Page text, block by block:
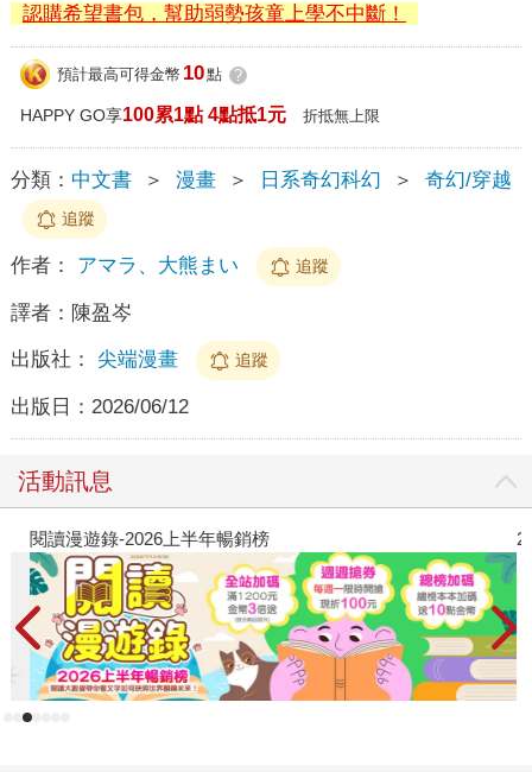
認購希望書包，幫助弱勢孩童上學不中斷！
預計最高可得金幣 10點 ?
HAPPY GO享100累1點 4點抵1元 折抵無上限
分類： 中文書 ＞ 漫畫 ＞ 日系奇幻科幻 ＞ 奇幻/穿越
追蹤
作者： アマラ、大熊まい 追蹤
譯者： 陳盈岑
出版社： 尖端漫畫 追蹤
出版日： 2026/06/12
活動訊息
閱讀漫遊錄-2026上半年暢銷榜